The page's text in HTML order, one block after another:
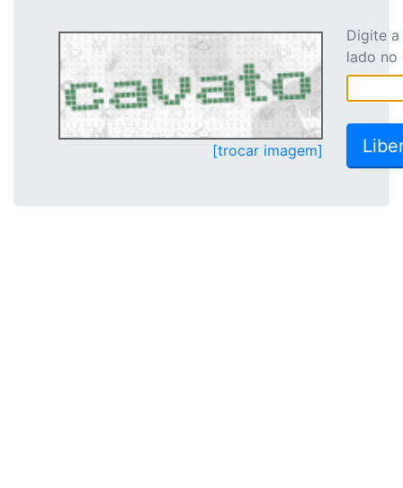
[trocar imagem]
Digite
lado no